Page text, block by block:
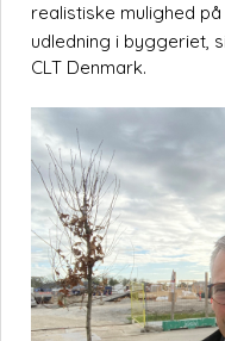
realistiske mulighed
udledning i byggeriet,
CLT Denmark.